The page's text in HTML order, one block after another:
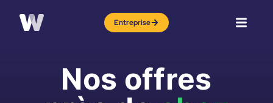
Entreprise
Nos offres